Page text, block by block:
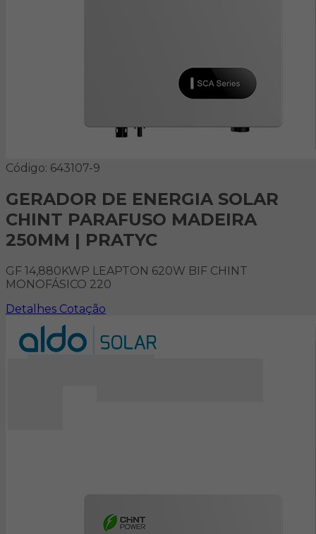
Código: 643107-9
GERADOR DE ENERGIA SOLAR
CHINT PARAFUSO MADEIRA
250MM | PRATYC
GF 14,880KWP LEAPTON 620W BIF CHINT
MONOFÁSICO 220
Detalhes Cotação